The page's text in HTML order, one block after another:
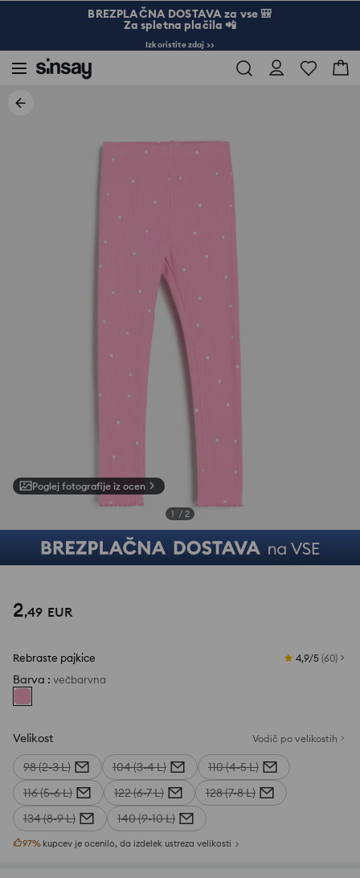
BREZPLAČNA DOSTAVA za vse 🎒
Za spletna plačila 📲
Izkoristite zdaj >>
Poglej fotografije iz ocen
1 / 2
2,49 EUR
Rebraste pajkice 4,9/5 (60)
Barva : večbarvna
Velikost Vodič po velikostih
98 (2-3 L) 104 (3-4 L)
110 (4-5 L)
116 (5-6 L)
122 (6-7 L)
128 (7-8 L)
134 (8-9 L)
140 (9-10 L)
97% kupcev je ocenilo, da izdelek ustreza velikosti